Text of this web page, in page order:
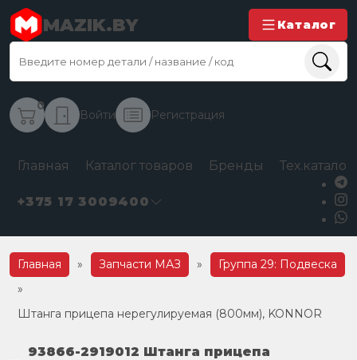
MAZIK.BY Каталог
0
Войти Регистрация
Главная Каталог товаров Бренды
+375 17 3009400
Главная » Запчасти МАЗ »
Группа 29: Подвеска
»
Штанга прицепа нерегулируемая (800мм), KONNOR
93866-2919012 Штанга прицепа